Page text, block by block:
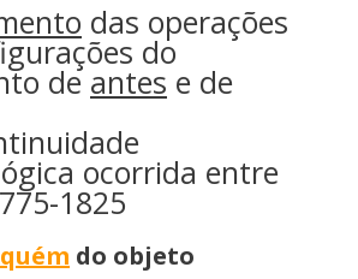
das operações
do
de antes e de
ocorrida entre
1825
do objeto